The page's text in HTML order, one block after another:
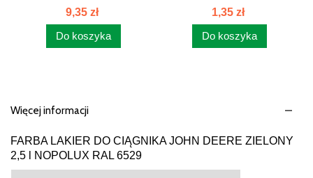
9,35 zł
Do koszyka
MASKI C-330...
1,35 zł
Do koszyka
Więcej informacji
FARBA LAKIER DO CIĄGNIKA JOHN DEERE ZIELONY
2,5 l NOPOLUX RAL 6529